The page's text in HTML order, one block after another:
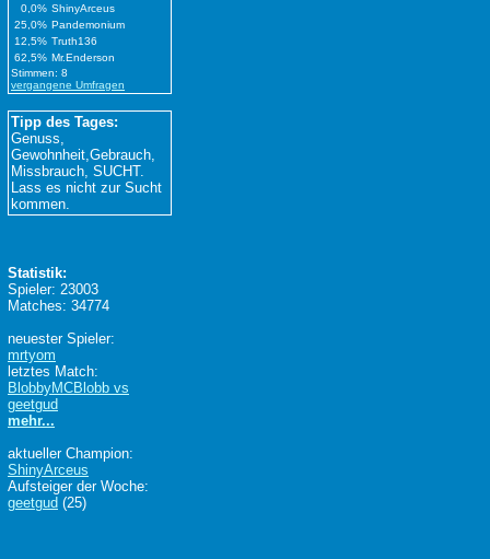
0,0% ShinyArceus
25,0% Pandemonium
12,5% Truth136
62,5% Mr.Enderson
Stimmen: 8
vergangene Umfragen
Tipp des Tages:
Genuss,
Gewohnheit,Gebrauch,
Missbrauch, SUCHT.
Lass es nicht zur Sucht
kommen.
Statistik:
Spieler: 23003
Matches: 34774
neuester Spieler:
mrtyom
letztes Match:
BlobbyMCBlobb vs
geetgud
mehr...
aktueller Champion:
ShinyArceus
Aufsteiger der Woche:
geetgud (25)